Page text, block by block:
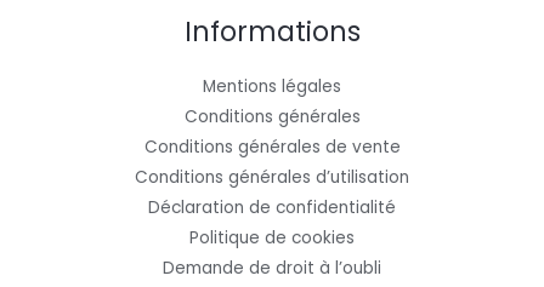
Informations
Mentions légales
Conditions générales
Conditions générales de vente
Conditions générales d’utilisation
Déclaration de confidentialité
Politique de cookies
Demande de droit à l’oubli